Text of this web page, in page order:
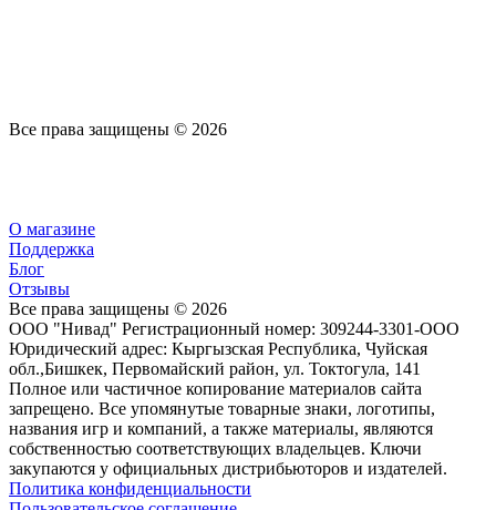
Все права защищены © 2026
О магазине
Поддержка
Блог
Отзывы
Все права защищены © 2026
ООО "Нивад" Регистрационный номер: 309244-3301-ООО
Юридический адрес: Кыргызская Республика, Чуйская
обл.,Бишкек, Первомайский район, ул. Токтогула, 141
Полное или частичное копирование материалов сайта
запрещено. Все упомянутые товарные знаки, логотипы,
названия игр и компаний, а также материалы, являются
собственностью соответствующих владельцев. Ключи
закупаются у официальных дистрибьюторов и издателей.
Политика конфиденциальности